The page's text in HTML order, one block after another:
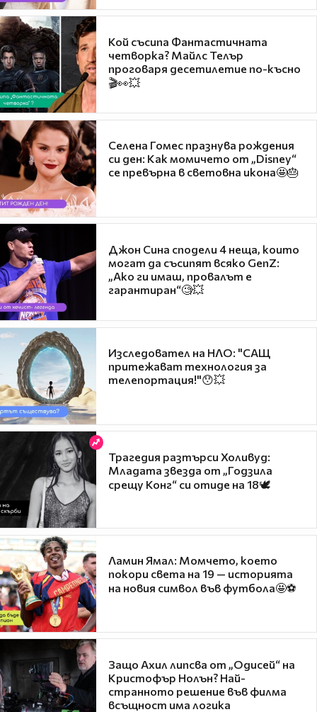
Кой съсипа Фантастичната
четворка? Майлс Телър
проговаря десетилетие по-късно
🎬👀💥
Селена Гомес празнува рождения
си ден: Как момичето от „Disney“
се превърна в световна икона🤩🎂
Джон Сина сподели 4 неща, които
могат да съсипят всяко GenZ:
„Ако ги имаш, провалът е
гарантиран“🧐💥
Изследовател на НЛО: "САЩ
притежават технология за
телепортация!"😯💥
Трагедия разтърси Холивуд:
Младата звезда от „Годзила
срещу Конг“ си отиде на 18🕊️
Ламин Ямал: Момчето, което
покори света на 19 — историята
на новия символ във футбола🤩⚽
Защо Ахил липсва от „Одисей“ на
Кристофър Нолън? Най-
странното решение във филма
всъщност има логика